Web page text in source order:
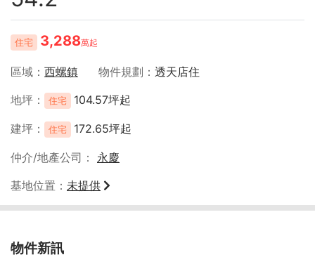
住宅 3,288萬起
區域 西螺鎮 物件規劃
透天店住
地坪
住宅 104.57坪起
建坪 住宅 172.65坪起
仲介/地產公司
永慶
基地位置
未提供
物件新訊